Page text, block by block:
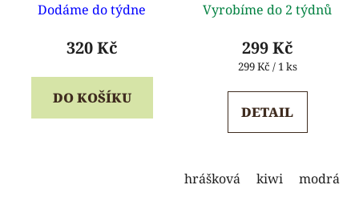
hodnocení
produktu
5,0
z
Dodáme do týdne
320 Kč
DO KOŠÍKU
hodnocení
produktu
je
z
Vyrobíme do 2 týdnů
299 Kč
Měrná
299 Kč / 1 ks
DETAIL
hrášková kiwi modrá